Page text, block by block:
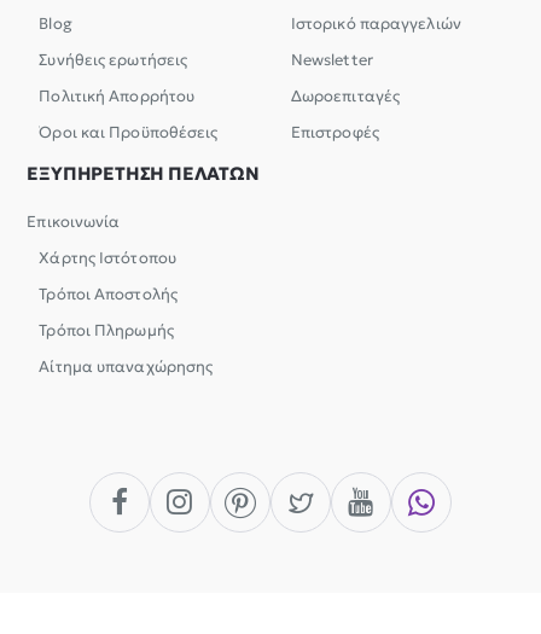
Blog
Συνήθεις ερωτήσεις
Πολιτική Απορρήτου
Όροι και Προϋποθέσεις
Ιστορικό παραγγελιών
Newsletter
Δωροεπιταγές
Επιστροφές
ΕΞΥΠΗΡΕΤΗΣΗ ΠΕΛΑΤΩΝ
Επικοινωνία
Χάρτης Ιστότοπου
Τρόποι Αποστολής
Τρόποι Πληρωμής
Αίτημα υπαναχώρησης